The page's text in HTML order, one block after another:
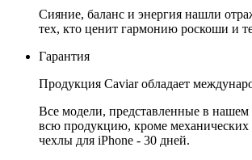
Сияние, баланс и энергия нашли
тех, кто ценит гармонию роскоши и
Гарантия
Продукция Caviar обладает
Все модели, представленные в
всю продукцию, кроме механических
чехлы для iPhone - 30 дней.